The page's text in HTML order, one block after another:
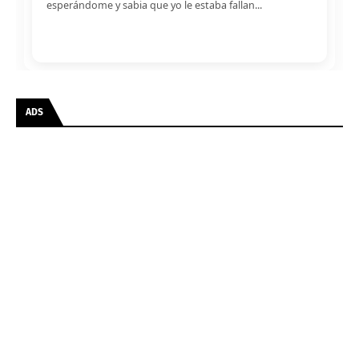
esperándome y sabia que yo le estaba fallan...
ADS